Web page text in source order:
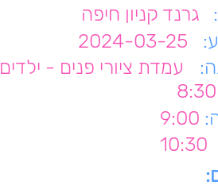
גרנד קניון חיפה
2024-03-25
עמדת ציורי פנים - ילדים
8:30
9:00
10:30